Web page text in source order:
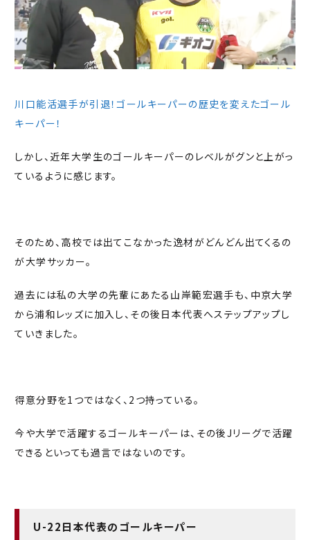
川口能活選手が引退！ゴールキーパーの歴史を変えたゴール
キーパー！
しかし、近年大学生のゴールキーパーのレベルがグンと上がっ
ているように感じます。
そのため、高校では出てこなかった逸材がどんどん出てくるの
が大学サッカー。
過去には私の大学の先輩にあたる山岸範宏選手も、中京大学
から浦和レッズに加入し、その後日本代表へステップアップし
ていきました。
得意分野を1つではなく、2つ持っている。
今や大学で活躍するゴールキーパーは、その後Jリーグで活躍
できるといっても過言ではないのです。
U-22日本代表のゴールキーパー